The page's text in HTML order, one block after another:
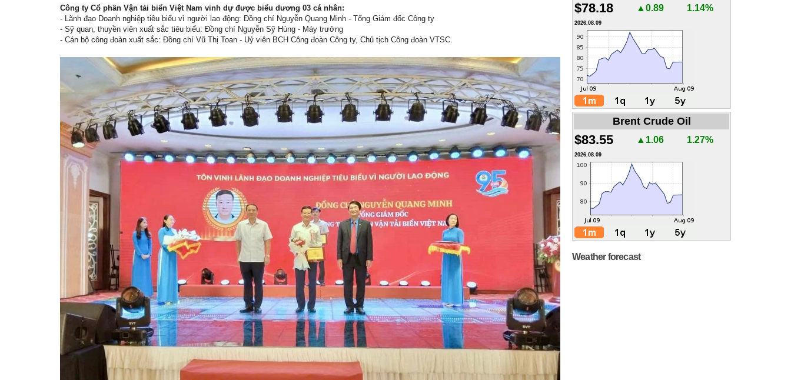
Công ty Cổ phần Vận tải biển Việt Nam vinh dự được biểu dương 03 cá nhân:
- Lãnh đạo Doanh nghiệp tiêu biểu vì người lao động: Đồng chí Nguyễn Quang Minh - Tổng Giám đốc Công ty
- Sỹ quan, thuyền viên xuất sắc tiêu biểu: Đồng chí Nguyễn Sỹ Hùng - Máy trưởng
- Cán bộ công đoàn xuất sắc: Đồng chí Vũ Thị Toan - Uỷ viên BCH Công đoàn Công ty, Chủ tịch Công đoàn VTSC.
$78.18 ▲0.89 1.14%
2026.08.09
Brent Crude Oil
$83.55 ▲1.06 1.27%
2026.08.09
Weather forecast